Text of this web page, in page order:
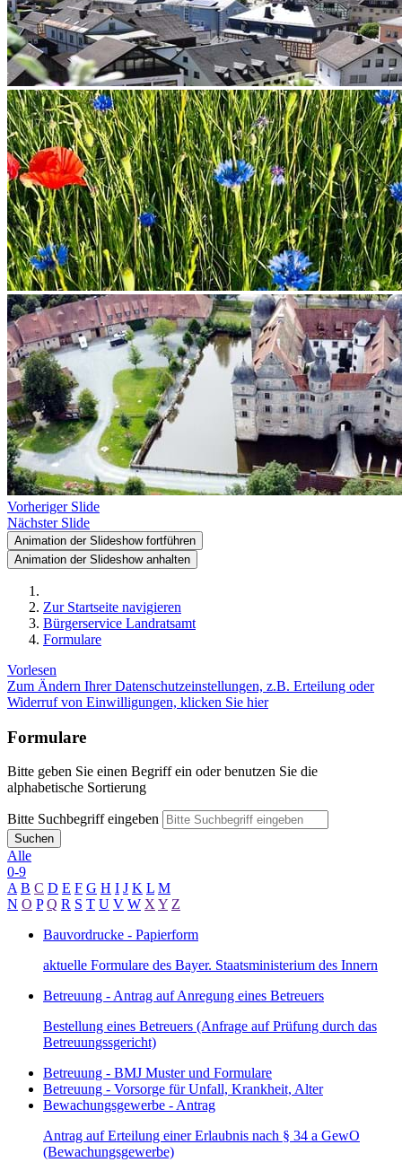
Vorheriger Slide
Nächster Slide
Animation der Slideshow fortführen
Animation der Slideshow anhalten
Zur Startseite navigieren
Bürgerservice Landratsamt
Formulare
Vorlesen
Zum Ändern Ihrer Datenschutzeinstellungen, z.B. Erteilung oder
Widerruf von Einwilligungen, klicken Sie hier
Formulare
Bitte geben Sie einen Begriff ein oder benutzen Sie die
alphabetische Sortierung
Bitte Suchbegriff eingeben
Suchen
Alle
0-9
A B C D E F G H I J K L M
N O P Q R S T U V W XY Z
Bauvordrucke - Papierform
aktuelle Formulare des Bayer. Staatsministerium des Innern
Betreuung - Antrag auf Anregung eines Betreuers
Bestellung eines Betreuers (Anfrage auf Prüfung durch das
Betreuungssgericht)
Betreuung - BMJ Muster und Formulare
Betreuung - Vorsorge für Unfall, Krankheit, Alter
Bewachungsgewerbe - Antrag
Antrag auf Erteilung einer Erlaubnis nach § 34 a GewO
(Bewachungsgewerbe)